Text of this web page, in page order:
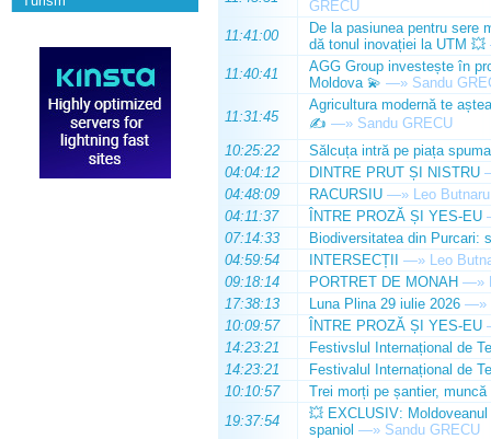
GRECU
11:41:00
De la pasiunea pentru sere
dă tonul inovației la UTM 💥
11:40:41
AGG Group investește în
Moldova 💫 —» Sandu
11:31:45
Agricultura modernă te
✍️ —» Sandu GRECU
10:25:22
Sălcuța intră pe piața
04:04:12
DINTRE PRUT ȘI NISTRU
04:48:09
RACURSIU —» Leo Butnaru
04:11:37
ÎNTRE PROZĂ ȘI YES-EU
07:14:33
Biodiversitatea din Purcari:
04:59:54
INTERSECȚII —» Leo
09:18:14
PORTRET DE MONAH —»
17:38:13
Luna Plina 29 iulie 2026 —»
10:09:57
ÎNTRE PROZĂ ȘI YES-EU
14:23:21
Festivslul Internațional de
14:23:21
Festivalul Internațional de
10:10:57
Trei morți pe șantier, muncă
19:37:54
💥 EXCLUSIV:
spaniol —» Sandu GRECU